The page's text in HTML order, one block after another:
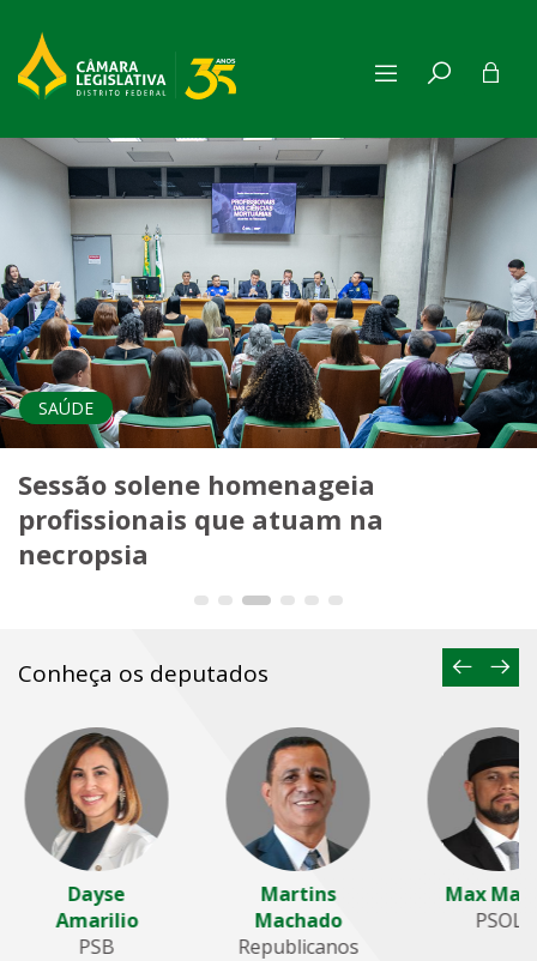
Câmara Legislativa do
SAÚDE
Sessão solene homenageia
profissionais que atuam na
necropsia
Conheça os deputados
Dayse
Amarilio
PSB
Martins
Machado
Republicanos
Max
PSOL